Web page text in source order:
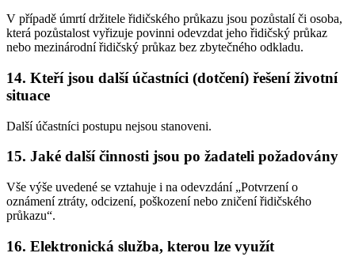
V případě úmrtí držitele řidičského průkazu jsou pozůstalí či osoba,
která pozůstalost vyřizuje povinni odevzdat jeho řidičský průkaz
nebo mezinárodní řidičský průkaz bez zbytečného odkladu.
14. Kteří jsou další účastníci (dotčení) řešení životní
situace
Další účastníci postupu nejsou stanoveni.
15. Jaké další činnosti jsou po žadateli požadovány
Vše výše uvedené se vztahuje i na odevzdání „Potvrzení o
oznámení ztráty, odcizení, poškození nebo zničení řidičského
průkazu“.
16. Elektronická služba, kterou lze využít